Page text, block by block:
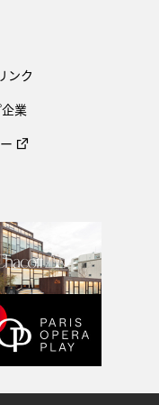
ンク
業